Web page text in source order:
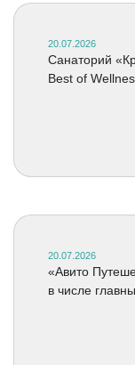
20.07.2026
Cанаторий
Best of
20.07.2026
«Авито
в числе